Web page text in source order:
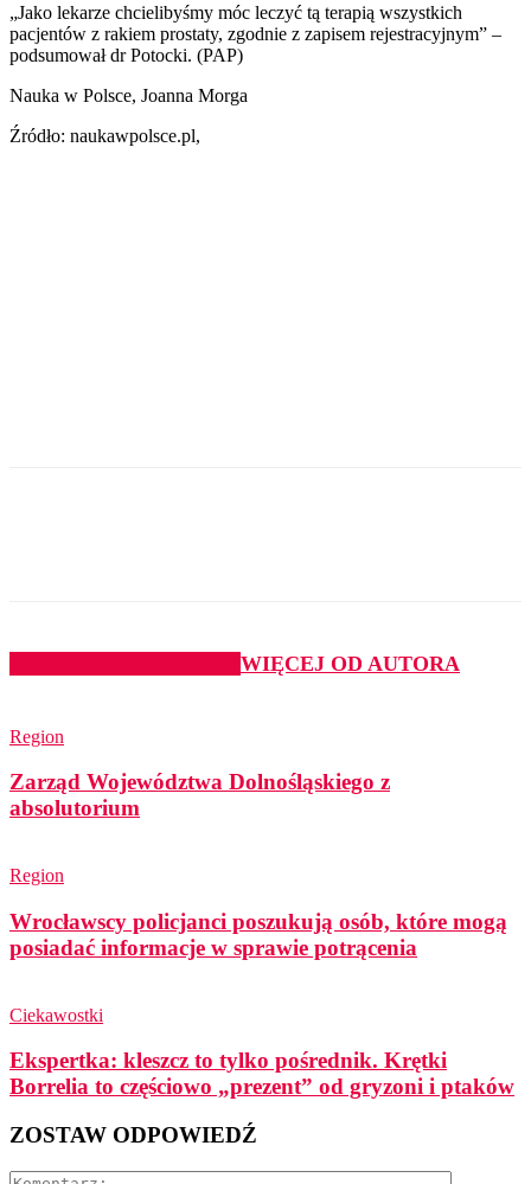
„Jako lekarze chcielibyśmy móc leczyć tą terapią wszystkich
pacjentów z rakiem prostaty, zgodnie z zapisem rejestracyjnym” –
podsumował dr Potocki. (PAP)
Nauka w Polsce, Joanna Morga
Źródło: naukawpolsce.pl,
WIĘCEJ OD AUTORA
Region
Zarząd Województwa Dolnośląskiego z
absolutorium
Region
Wrocławscy policjanci poszukują osób, które mogą
posiadać informacje w sprawie potrącenia
Ciekawostki
Ekspertka: kleszcz to tylko pośrednik. Krętki
Borrelia to częściowo „prezent” od gryzoni i ptaków
ZOSTAW ODPOWIEDŹ